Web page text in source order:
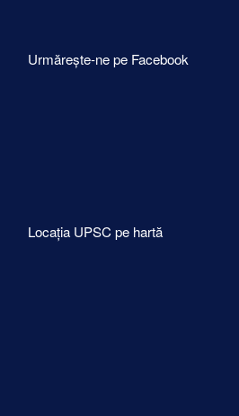
Urmărește-ne pe Facebook
Locația UPSC pe hartă